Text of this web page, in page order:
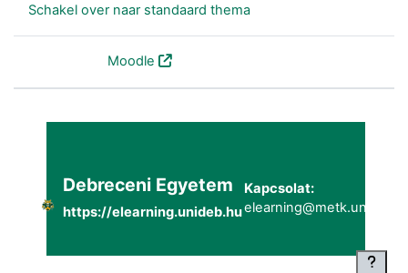
Schakel over naar standaard thema
Moodle
Debreceni Egyetem
https://elearning.unideb.hu
Kapcsolat: